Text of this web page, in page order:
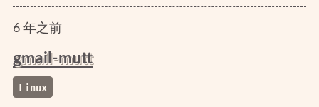
6年之前
gmail-mutt
Linux